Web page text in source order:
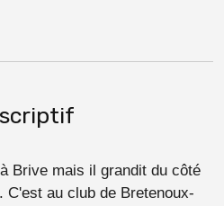
Brive mais il grandit du côté
C'est au club de Bretenoux-